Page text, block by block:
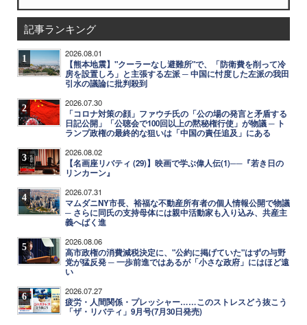
記事ランキング
1 2026.08.01
【熊本地震】"クーラーなし避難所"で、「防衛費を削って冷
房を設置しろ」と主張する左派 ─ 中国に忖度した左派の我田
引水の議論に批判殺到
2 2026.07.30
「コロナ対策の顔」ファウチ氏の「公の場の発言と矛盾する
日記公開」「公聴会で100回以上の黙秘権行使」が物議 ─ ト
ランプ政権の最終的な狙いは「中国の責任追及」にある
3 2026.08.02
【名画座リバティ (29)】映画で学ぶ偉人伝(1)──『若き日の
リンカーン』
4 2026.07.31
マムダニNY市長、裕福な不動産所有者の個人情報公開で物議
─ さらに同氏の支持母体には親中活動家も入り込み、共産主
義へばく進
5 2026.08.06
高市政権の消費減税決定に、"公約に掲げていた"はずの与野
党が猛反発 ─ 一歩前進ではあるが「小さな政府」にはほど遠
い
6 2026.07.27
疲労・人間関係・プレッシャー……このストレスどう抜こう
「ザ・リバティ」9月号(7月30日発売)